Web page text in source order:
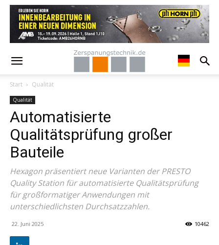
Start Qualität
Qualität
Automatisierte
Qualitätsprüfung großer
Bauteile
Hexagon präsentiert neue Varianten der PRESTO
Quality Station für automatisierte Qualitätsprüfung
für großformatiger Anwendungen mit
unterschiedlichsten Durchsatzzahlen.
22. Juni 2025 10462